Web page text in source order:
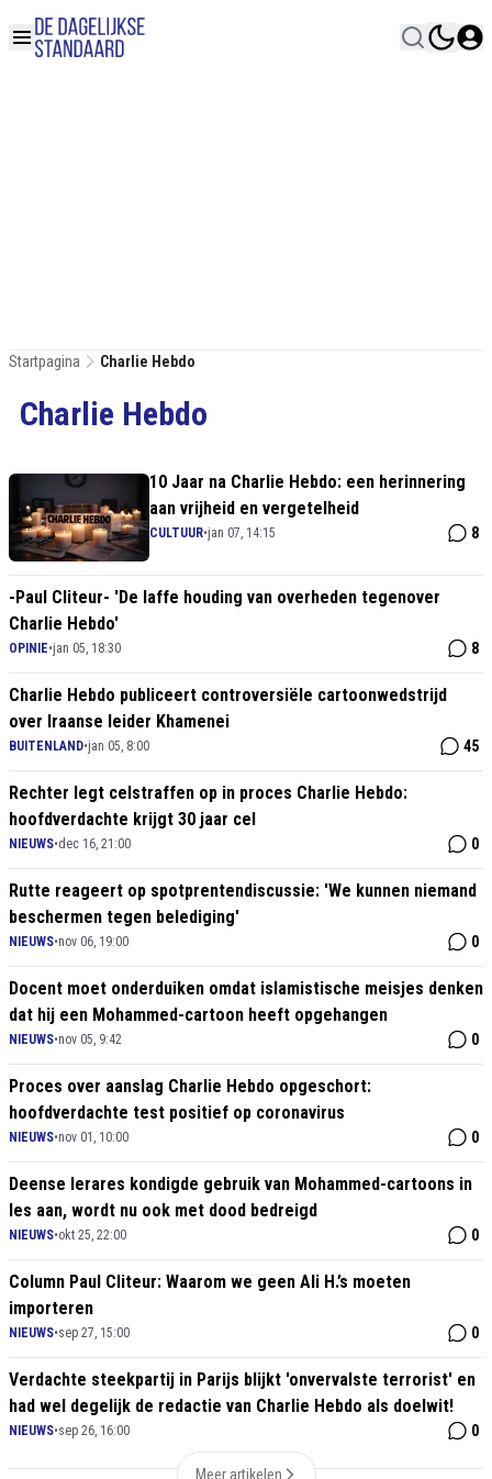
Startpagina Charlie Hebdo
Charlie Hebdo
10 Jaar na Charlie Hebdo: een herinnering
aan vrijheid en vergetelheid
CULTUUR•jan 07, 14:15 8
-Paul Cliteur- 'De laffe houding van overheden tegenover
Charlie Hebdo'
OPINIE•jan 05, 18:30 8
Charlie Hebdo publiceert controversiële cartoonwedstrijd
over Iraanse leider Khamenei
BUITENLAND•jan 05, 8:00 45
Rechter legt celstraffen op in proces Charlie Hebdo:
hoofdverdachte krijgt 30 jaar cel
NIEUWS•dec 16, 21:00 0
Rutte reageert op spotprentendiscussie: 'We kunnen niemand
beschermen tegen belediging'
NIEUWS•nov 06, 19:00 0
Docent moet onderduiken omdat islamistische meisjes denken
dat hij een Mohammed-cartoon heeft opgehangen
NIEUWS•nov 05, 9:42 0
Proces over aanslag Charlie Hebdo opgeschort:
hoofdverdachte test positief op coronavirus
NIEUWS•nov 01, 10:00 0
Deense lerares kondigde gebruik van Mohammed-cartoons in
les aan, wordt nu ook met dood bedreigd
NIEUWS•okt 25, 22:00 0
Column Paul Cliteur: Waarom we geen Ali H.’s moeten
importeren
NIEUWS•sep 27, 15:00 0
Verdachte steekpartij in Parijs blijkt 'onvervalste terrorist' en
had wel degelijk de redactie van Charlie Hebdo als doelwit!
NIEUWS•sep 26, 16:00 0
Meer artikelen